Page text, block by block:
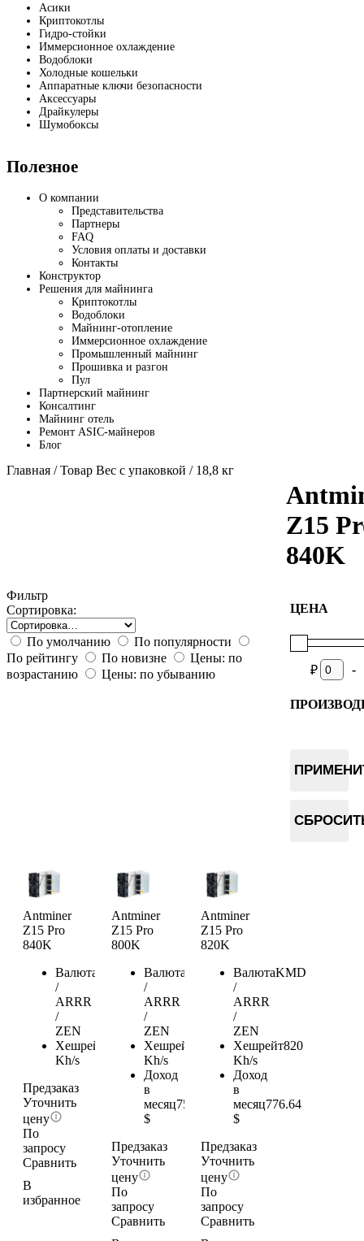
Асики
Криптокотлы
Гидро-стойки
Иммерсионное охлаждение
Водоблоки
Холодные кошельки
Аппаратные ключи безопасности
Аксессуары
Драйкулеры
Шумобоксы
Полезное
О компании
Представительства
Партнеры
FAQ
Условия оплаты и доставки
Контакты
Конструктор
Решения для майнинга
Криптокотлы
Водоблоки
Майнинг-отопление
Иммерсионное охлаждение
Промышленный майнинг
Прошивка и разгон
Пул
Партнерский майнинг
Консалтинг
Майнинг отель
Ремонт ASIC-майнеров
Блог
Главная / Товар Вес с упаковкой / 18,8 кг
Z15
840K
Фильтр
Сортировка:
По умолчанию
По популярности
По рейтингу
По новизне
Цены: по
возрастанию
Цены: по убыванию
ЦЕНА
₽ -
Antminer
Z15 Pro
840K
Валюта
/
ARRR
/
ZEN
Хешрейт
Kh/s
Предзаказ
Уточнить
цену
По
запросу
Сравнить
В
избранное
Antminer
Z15 Pro
800K
Валюта
/
ARRR
/
ZEN
Хешрейт
Kh/s
Доход
в
месяц757.7
$
Предзаказ
Уточнить
цену
По
запросу
Сравнить
Antminer
Z15 Pro
820K
ВалютаKMD
/
ARRR
/
ZEN
Хешрейт820
Kh/s
Доход
в
месяц776.64
$
Предзаказ
Уточнить
цену
По
запросу
Сравнить